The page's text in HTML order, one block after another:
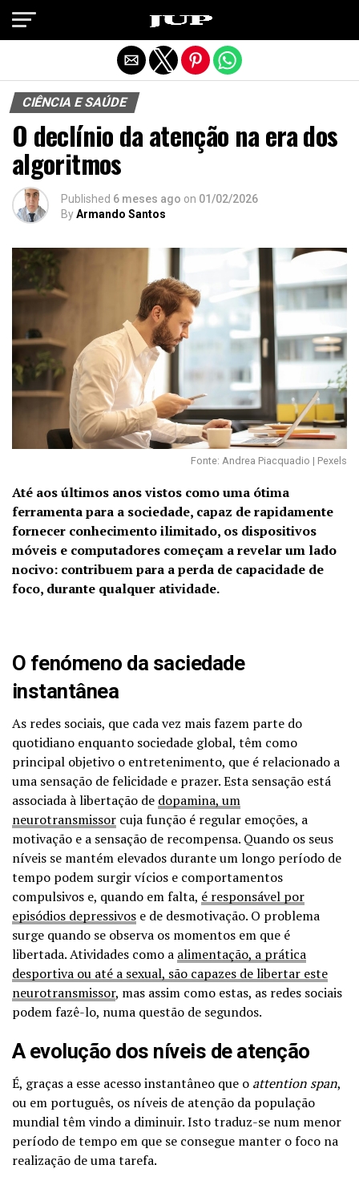
CIÊNCIA E SAÚDE
O declínio da atenção na era dos
algoritmos
Published 6 meses ago on 01/02/2026
ByArmando Santos
Fonte: Andrea Piacquadio | Pexels
Até aos últimos anos vistos como uma ótima
ferramenta para a sociedade, capaz de rapidamente
fornecer conhecimento ilimitado, os dispositivos
móveis e computadores começam a revelar um lado
nocivo: contribuem para a perda de capacidade de
foco, durante qualquer atividade.
O fenómeno da saciedade
instantânea
As redes sociais, que cada vez mais fazem parte do
quotidiano enquanto sociedade global, têm como
principal objetivo o entretenimento, que é relacionado a
uma sensação de felicidade e prazer. Esta sensação está
associada à libertação de dopamina, um
neurotransmissor cuja função é regular emoções, a
motivação e a sensação de recompensa. Quando os seus
níveis se mantém elevados durante um longo período de
tempo podem surgir vícios e comportamentos
compulsivos e, quando em falta, é responsável por
episódios depressivos e de desmotivação. O problema
surge quando se observa os momentos em que é
libertada. Atividades como a alimentação, a prática
desportiva ou até a sexual, são capazes de libertar este
neurotransmissor, mas assim como estas, as redes sociais
podem fazê-lo, numa questão de segundos.
A evolução dos níveis de atenção
É, graças a esse acesso instantâneo que o attention span,
ou em português, os níveis de atenção da população
mundial têm vindo a diminuir. Isto traduz-se num menor
período de tempo em que se consegue manter o foco na
realização de uma tarefa.
Exit mobile version